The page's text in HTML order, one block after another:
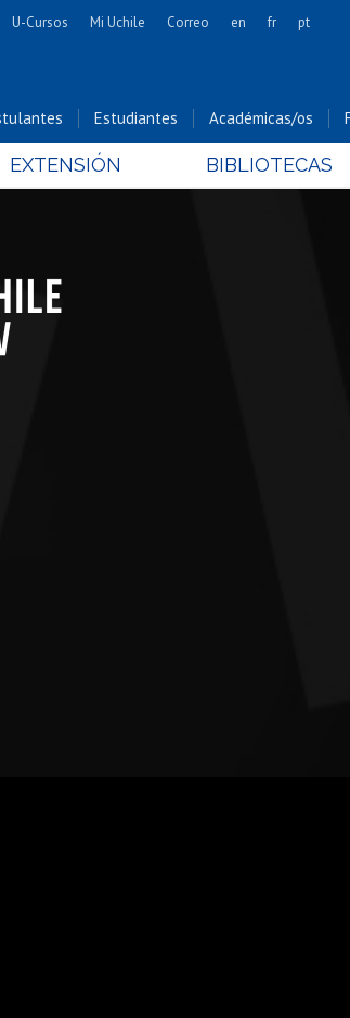
Matemáticas
Cs. Forestales y Conservación
Farmacéuticas
Cs. Sociales
en Educación
U-Cursos Mi Uchile Correo en fr pt
Estudiantes Académicas/os
EXTENSIÓN BIBLIOTECAS